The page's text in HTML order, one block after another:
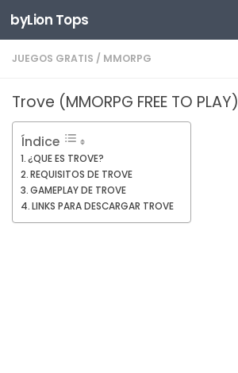
Saltar al contenido
byLion Tops
JUEGOS GRATIS / MMORPG
Trove (MMORPG FREE TO PLAY)
Índice
¿QUE ES TROVE?
REQUISITOS DE TROVE
GAMEPLAY DE TROVE
LINKS PARA DESCARGAR TROVE